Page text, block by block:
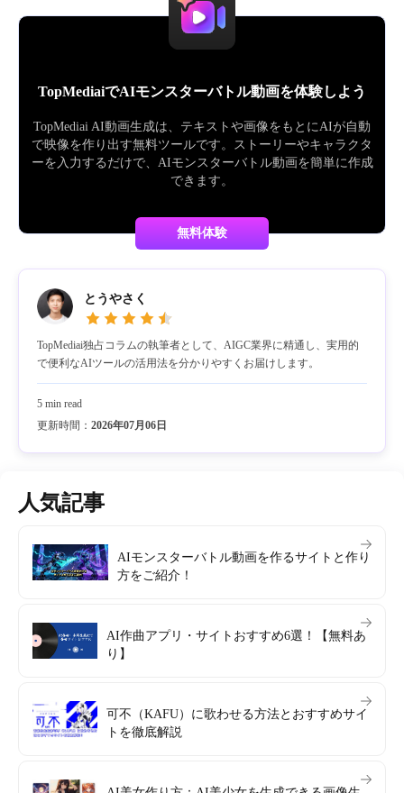
TopMediaiでAIモンスターバトル動画を体験しよう
TopMediai AI動画生成は、テキストや画像をもとにAIが自動
で映像を作り出す無料ツールです。ストーリーやキャラクタ
ーを入力するだけで、AIモンスターバトル動画を簡単に作成
できます。
無料体験
とうやさく
TopMediai独占コラムの執筆者として、AIGC業界に精通し、実用的
で便利なAIツールの活用法を分かりやすくお届けします。
5 min read
更新時間： 2026年07月06日
人気記事
AIモンスターバトル動画を作るサイトと作り
方をご紹介！
AI作曲アプリ・サイトおすすめ6選！【無料あ
り】
可不（KAFU）に歌わせる方法とおすすめサイ
トを徹底解説